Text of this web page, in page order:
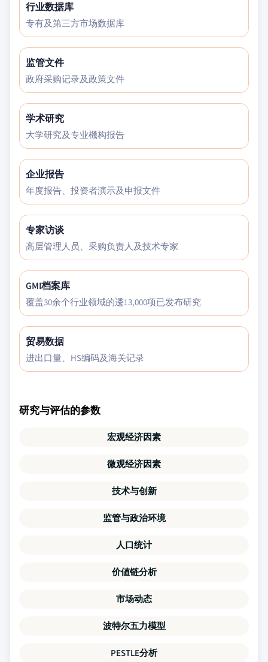
行业数据库
专有及第三方市场数据库
监管文件
政府采购记录及政策文件
学术研究
大学研究及专业機构报告
企业报告
年度报告、投资者演示及申报文件
专家访谈
高层管理人员、采购负责人及技术专家
GMI档案库
覆盖30余个行业领域的逶13,000项已发布研究
贸易数据
进出口量、HS编码及海关记录
研究与评估的参数
宏观经济因素
微观经济因素
技术与创新
监管与政治环境
人口统计
价値链分析
市场动态
波特尔五力模型
PESTLE分析